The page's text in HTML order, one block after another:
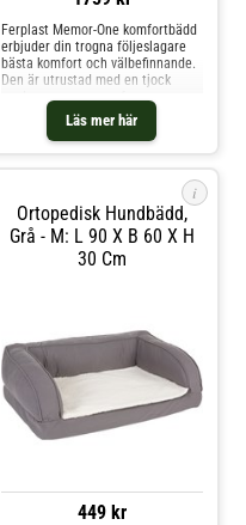
Läs mer här
Ferplast Memor-One komfortbädd
erbjuder din trogna följeslagare
bästa komfort och välbefinnande.
Den är utrustad med en tjock
madrass av memory foam som ger
optimalt stöd och anpassar sig
perfekt till din hunds kroppsform.
Vikten fördelas jämnt och avlastar
i
Ortopedisk Hundbädd,
Grå - M: L 90 X B 60 X H
30 Cm
449 kr